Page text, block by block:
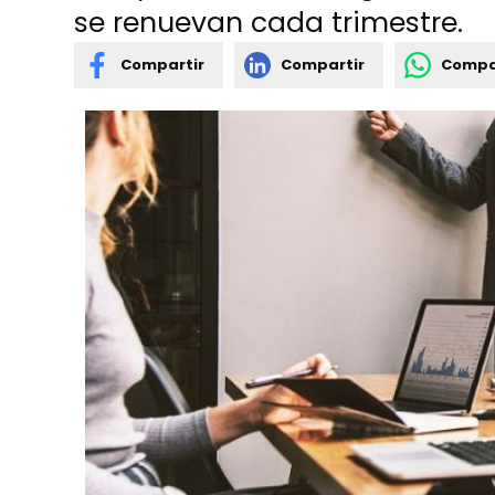
se renuevan cada trimestre.
Compartir Compartir